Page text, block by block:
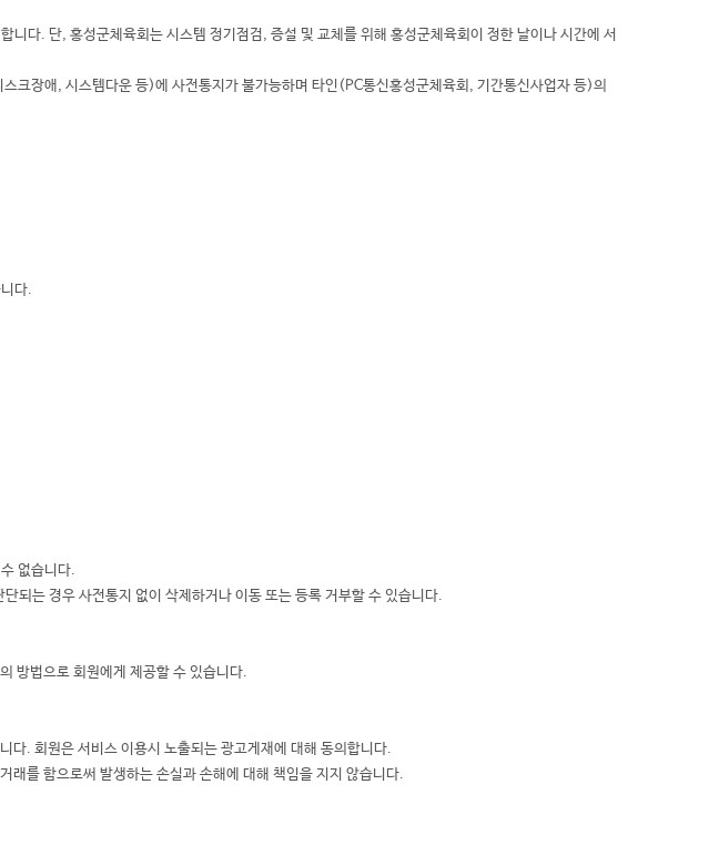
다. 단, 홍성군체육회는 시스템 정기점검, 증설 및 교체를 위해 홍성군체육회이 정한 날이나 시간에 서
크장애, 시스템다운 등)에 사전통지가 불가능하며 타인(PC통신홍성군체육회, 기간통신사업자 등)의
다.
없습니다.
되는 경우 사전통지 없이 삭제하거나 이동 또는 등록 거부할 수 있습니다.
방법으로 회원에게 제공할 수 있습니다.
다. 회원은 서비스 이용시 노출되는 광고게재에 대해 동의합니다.
를 함으로써 발생하는 손실과 손해에 대해 책임을 지지 않습니다.